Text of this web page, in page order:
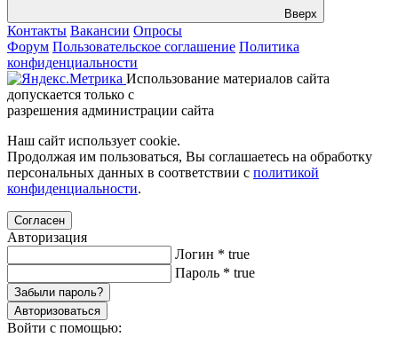
Вверх
Контакты Вакансии Опросы
Форум Пользовательское соглашение Политика
конфиденциальности
Использование материалов сайта
допускается только с
разрешения администрации сайта
Наш сайт использует cookie.
Продолжая им пользоваться, Вы соглашаетесь на обработку
персональных данных в соответствии с политикой
конфиденциальности.
Согласен
Авторизация
Логин * true
Пароль * true
Забыли пароль?
Авторизоваться
Войти с помощью: